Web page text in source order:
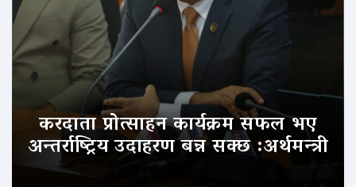
करदाता प्रोत्साहन कार्यक्रम सफल भए
अन्तर्राष्ट्रिय उदाहरण बन्न सक्छ :अर्थमन्त्री